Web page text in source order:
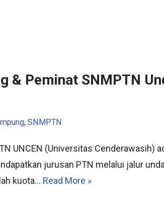
& Peminat SNMPTN
, SNMPTN
UNCEN (Universitas Cenderawasih)
jurusan PTN melalui jalur
kuota… Read More »